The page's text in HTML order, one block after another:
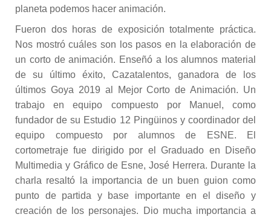
planeta podemos hacer animación.
Fueron dos horas de exposición totalmente práctica.
Nos mostró cuáles son los pasos en la elaboración de
un corto de animación. Enseñó a los alumnos material
de su último éxito, Cazatalentos, ganadora de los
últimos Goya 2019 al Mejor Corto de Animación. Un
trabajo en equipo compuesto por Manuel, como
fundador de su Estudio 12 Pingüinos y coordinador del
equipo compuesto por alumnos de ESNE. El
cortometraje fue dirigido por el Graduado en Diseño
Multimedia y Gráfico de Esne, José Herrera. Durante la
charla resaltó la importancia de un buen guion como
punto de partida y base importante en el diseño y
creación de los personajes. Dio mucha importancia a